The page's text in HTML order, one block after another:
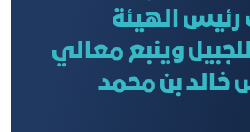
الهيئة
وينبع معالي
خالد بن محمد